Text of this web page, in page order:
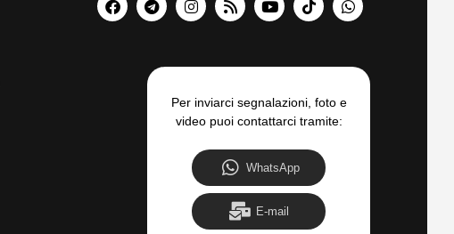
Per inviarci segnalazioni, foto e
video puoi contattarci tramite:
WhatsApp
E-mail